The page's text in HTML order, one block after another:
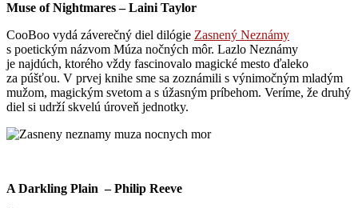
Muse of Nightmares – Laini Taylor
CooBoo vydá záverečný diel dilógie Zasnený Neznámy
s poetickým názvom Múza nočných môr. Lazlo Neznámy
je najdúch, ktorého vždy fascinovalo magické mesto ďaleko
za púšťou. V prvej knihe sme sa zoznámili s výnimočným mladým
mužom, magickým svetom a s úžasným príbehom. Veríme, že druhý
diel si udrží skvelú úroveň jednotky.
A Darkling Plain – Philip Reeve